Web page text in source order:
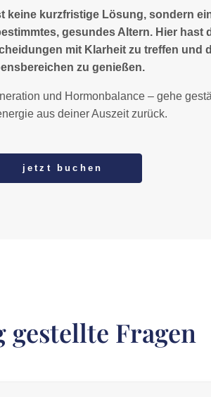
keine kurzfristige Lösung, sondern
gesundes Altern. Hier hast
mit Klarheit zu treffen und
zu genießen.
und Hormonbalance – gehe
aus deiner Auszeit zurück.
jetzt buchen
gestellte Fragen